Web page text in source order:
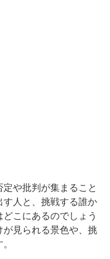
や批判が集まること
人と、挑戦する誰か
こにあるのでしょう
見られる景色や、挑